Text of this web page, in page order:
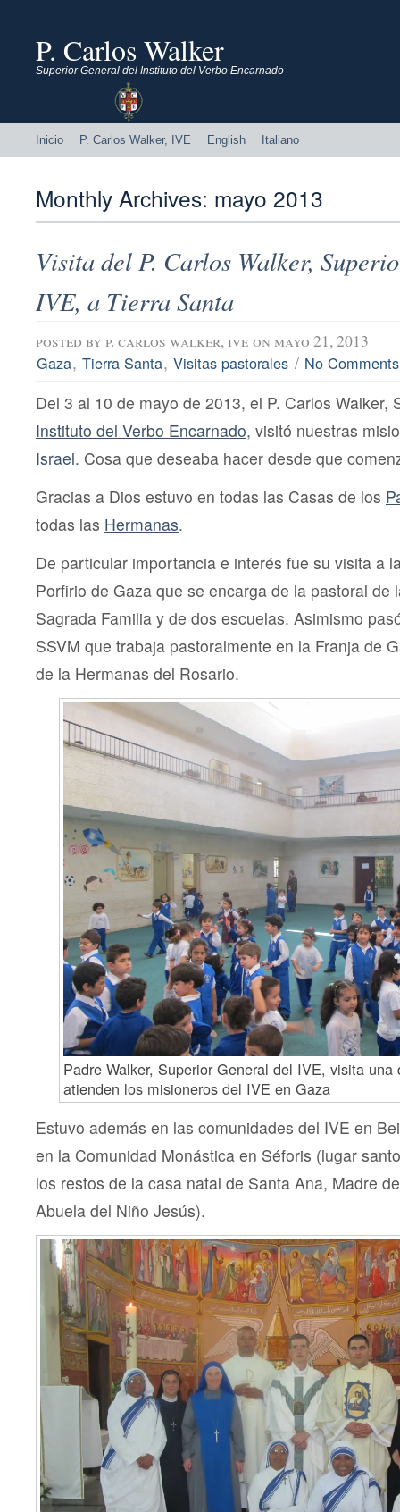
P. Carlos Walker
Superior General del Instituto del Verbo Encarnado
Inicio P. Carlos Walker, IVE English Italiano
Monthly Archives: mayo 2013
Visita del P. Carlos Walker,
IVE, a Tierra Santa
posted by p. carlos walker, ive on mayo 21, 2013
Gaza, Tierra Santa, Visitas pastorales / No Comments
Del 3 al 10 de mayo de 2013, el P. Carlos Walker,
Instituto del Verbo Encarnado, visitó nuestras
Israel. Cosa que deseaba hacer desde que
Gracias a Dios estuvo en todas las Casas de los
todas las Hermanas.
De particular importancia e interés fue su visita a
Porfirio de Gaza que se encarga de la pastoral de
Sagrada Familia y de dos escuelas. Asimismo
SSVM que trabaja pastoralmente en la Franja de
de la Hermanas del Rosario.
Padre Walker, Superior General del IVE, visita
atienden los misioneros del IVE en Gaza
Estuvo además en las comunidades del IVE en
en la Comunidad Monástica en Séforis (lugar
los restos de la casa natal de Santa Ana, Madre
Abuela del Niño Jesús).